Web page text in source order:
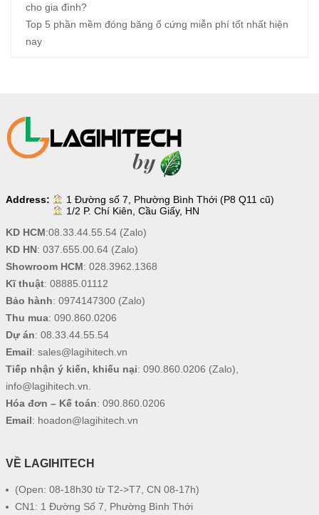
cho gia đình?
Top 5 phần mềm đóng băng ổ cứng miễn phí tốt nhất hiện
nay
Address:
1 Đường số 7, Phường Bình Thới (P8 Q11 cũ)
1/2 P. Chí Kiên, Cầu Giấy, HN
KD HCM:08.33.44.55.54(Zalo)
KD HN: 037.655.00.64(Zalo)
Showroom HCM: 028.3962.1368
Kĩ thuật: 08885.01112
Bảo hành: 0974147300(Zalo)
Thu mua: 090.860.0206
Dự án: 08.33.44.55.54
Email: sales@lagihitech.vn
Tiếp nhận ý kiến, khiếu nại: 090.860.0206 (Zalo),
info@lagihitech.vn
Hóa đơn – Kế toán: 090.860.0206
Email: hoadon@lagihitech.vn
VỀ LAGIHITECH
(Open: 08-18h30 từ T2->T7, CN 08-17h)
CN1: 1 Đường Số 7, Phường Bình Thới